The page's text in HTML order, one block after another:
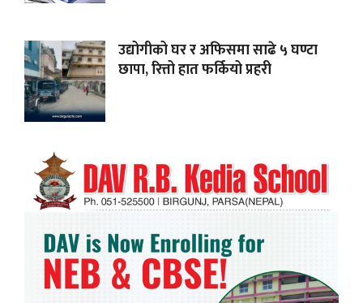
उद्योगीको घर र अफिसमा साढे ५ घण्टा
छापा, रित्तो हात फर्कियो प्रहरी